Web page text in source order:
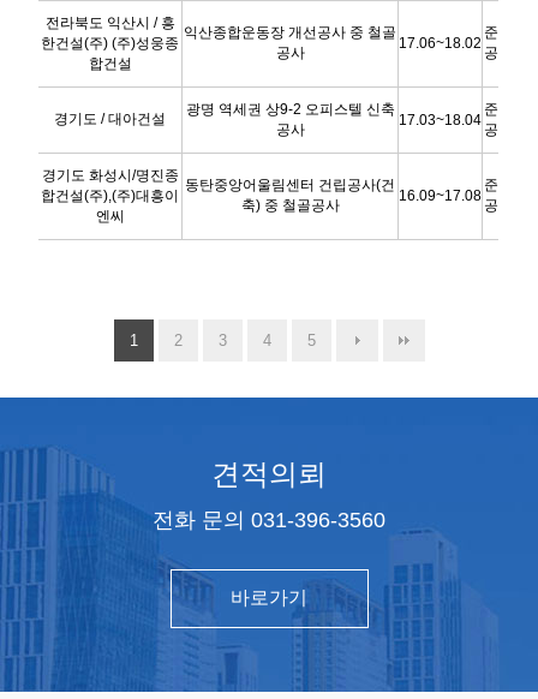
전라북도 익산시 / 흥
한건설(주) (주)성웅종
합건설
익산종합운동장 개선공사 중 철골
공사
17.06~18.02
준
공
경기도 / 대아건설
광명 역세권 상9-2 오피스텔 신축
공사
17.03~18.04
준
공
경기도 화성시/명진종
합건설(주),(주)대흥이
엔씨
동탄중앙어울림센터 건립공사(건
축) 중 철골공사
16.09~17.08
준
공
1 2 3 4 5
견적의뢰
전화 문의 031-396-3560
바로가기